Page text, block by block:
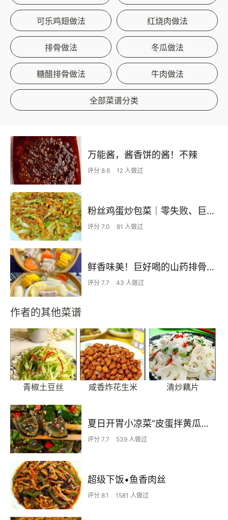
可乐鸡翅做法 红烧肉做法
排骨做法 冬瓜做法
糖醋排骨做法 牛肉做法
全部菜谱分类
万能酱，酱香饼的酱！不辣
评分 8.6 12 人做过
粉丝鸡蛋炒包菜｜零失败、巨下饭
评分 7.0 81 人做过
鲜香味美！巨好喝的山药排骨汤！！
评分 7.7 43 人做过
作者的其他菜谱
青椒土豆丝 咸香炸花生米 清炒藕片
夏日开胃小凉菜“皮蛋拌黄瓜🥒”开胃减脂
评分 7.7 539 人做过
超级下饭•鱼香肉丝
评分 8.1 1581 人做过